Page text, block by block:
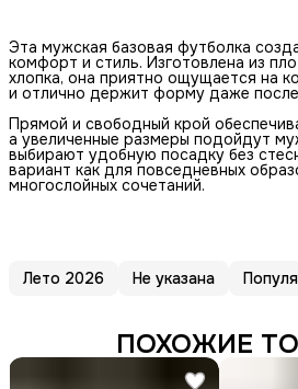
Эта мужская базовая футболка
комфорт и стиль. Изготовлена из
хлопка, она приятно ощущается на
и отлично держит форму даже
Прямой и свободный крой
а увеличенные размеры подойдут
выбирают удобную посадку без
вариант как для повседневных
многослойных сочетаний.
Лето 2026 Не указана
ПОХОЖИЕ